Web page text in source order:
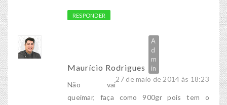
RESPONDER
Maurício Rodrigues
27 de maio de 2014 às 18:23
Não vai
queimar, faça como 900gr pois tem o